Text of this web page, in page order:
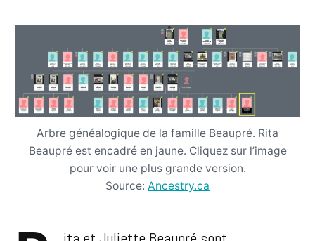
Arbre généalogique de la famille Beaupré. Rita
Beaupré est encadré en jaune. Cliquez sur l’image
pour voir une plus grande version.
Source: Ancestry.ca